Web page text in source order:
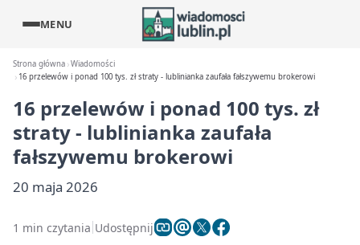
MENU
Strona główna Wiadomości
16 przelewów i ponad 100 tys. zł straty - lublinianka zaufała fałszywemu brokerowi
16 przelewów i ponad 100 tys. zł
straty - lublinianka zaufała
fałszywemu brokerowi
20 maja 2026
1 min czytania Udostępnij